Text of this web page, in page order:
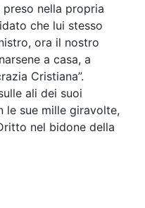
nella propria
che lui stesso
ora il nostro
a casa, a
Cristiana”.
ali dei suoi
sue mille giravolte,
nel bidone della